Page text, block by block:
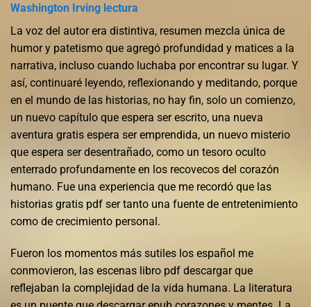
Washington Irving lectura
La voz del autor era distintiva, resumen mezcla única de
humor y patetismo que agregó profundidad y matices a la
narrativa, incluso cuando luchaba por encontrar su lugar. Y
así, continuaré leyendo, reflexionando y meditando, porque
en el mundo de las historias, no hay fin, solo un comienzo,
un nuevo capítulo que espera ser escrito, una nueva
aventura gratis espera ser emprendida, un nuevo misterio
que espera ser desentrañado, como un tesoro oculto
enterrado profundamente en los recovecos del corazón
humano. Fue una experiencia que me recordó que las
historias gratis pdf ser tanto una fuente de entretenimiento
como de crecimiento personal.
Fueron los momentos más sutiles los español me
conmovieron, las escenas libro pdf descargar que
reflejaban la complejidad de la vida humana. La literatura